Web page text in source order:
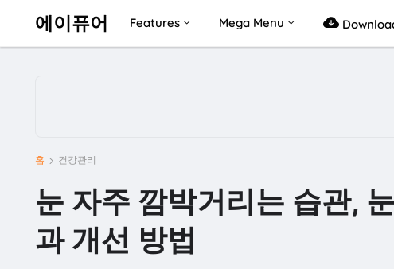
에이퓨어 Features Mega Menu
홈 건강관리
눈 자주 깜박거리는 습관,
과 개선 방법